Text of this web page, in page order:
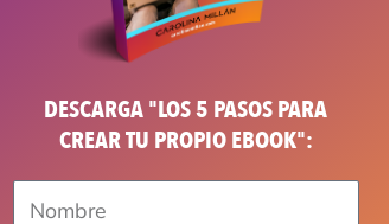
DESCARGA "LOS 5 PASOS PARA
CREAR TU PROPIO EBOOK":